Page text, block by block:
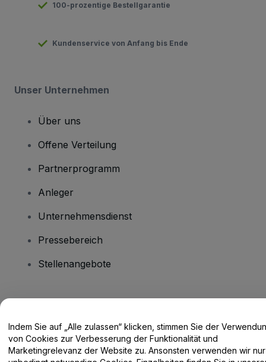
100-prozentige Bestellgarantie
Kundenservice von Anfang bis Ende
Unser Unternehmen
Über uns
Offene Verteilung
Partnerprogramm
Anleger
Unternehmensdienst
Pressebereich
Stellenangebote
Hilfe-Center / Kontakt
Indem Sie auf „Alle zulassen“ klicken, stimmen Sie der
von Cookies zur Verbesserung der Funktionalität und
Marketingrelevanz der Website zu. Ansonsten verwenden wir nur